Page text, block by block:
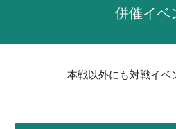
併催イベ
本戦以外にも対戦イベ